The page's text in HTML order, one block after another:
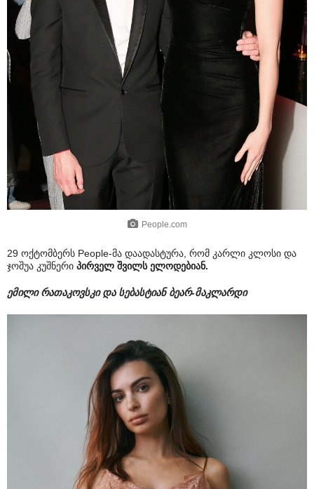
People.com
29 ოქტომბერს People-მა დაადასტურა, რომ კარლი კლოსი და
ჯოშუა კუშნერი პირველ შვილს ელოდებიან.
ემილი რათაკოვსკი და სებასტიან ბეარ-მაკლარდი